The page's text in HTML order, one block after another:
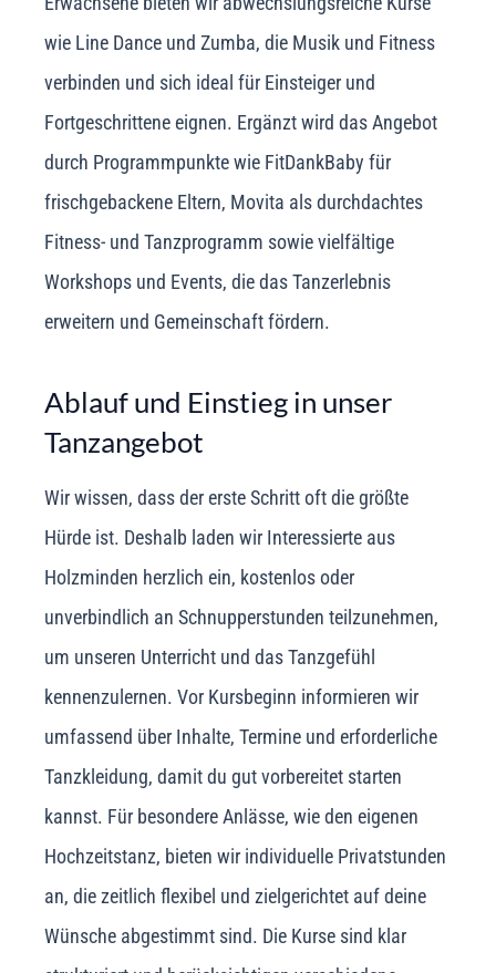
wie Line Dance und Zumba, die Musik und Fitness
verbinden und sich ideal für Einsteiger und
Fortgeschrittene eignen. Ergänzt wird das Angebot
durch Programmpunkte wie FitDankBaby für
frischgebackene Eltern, Movita als durchdachtes
Fitness- und Tanzprogramm sowie vielfältige
Workshops und Events, die das Tanzerlebnis
erweitern und Gemeinschaft fördern.
Ablauf und Einstieg in unser
Tanzangebot
Wir wissen, dass der erste Schritt oft die größte
Hürde ist. Deshalb laden wir Interessierte aus
Holzminden herzlich ein, kostenlos oder
unverbindlich an Schnupperstunden teilzunehmen,
um unseren Unterricht und das Tanzgefühl
kennenzulernen. Vor Kursbeginn informieren wir
umfassend über Inhalte, Termine und erforderliche
Tanzkleidung, damit du gut vorbereitet starten
kannst. Für besondere Anlässe, wie den eigenen
Hochzeitstanz, bieten wir individuelle Privatstunden
an, die zeitlich flexibel und zielgerichtet auf deine
Wünsche abgestimmt sind. Die Kurse sind klar